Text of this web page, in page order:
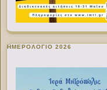
ΗΜΕΡΟΛΟΓΙΟ 2026